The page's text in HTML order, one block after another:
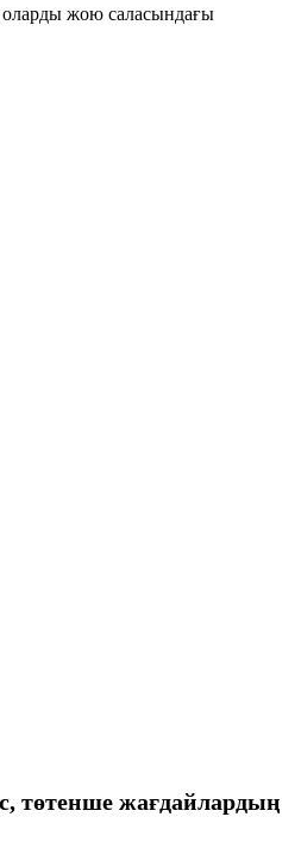
оларды жою саласындағы
төтенше жағдайлардың